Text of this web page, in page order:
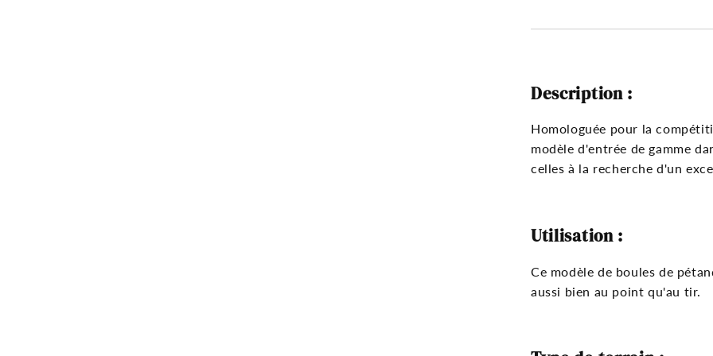
Description :
Homologuée pour la
modèle d'entrée de gamme
celles à la recherche d'un
Utilisation :
Ce modèle de boules de
aussi bien au point qu'au tir.